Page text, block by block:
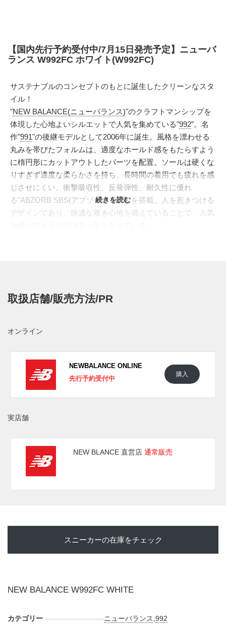
【国内先行予約受付中/7月15日発売予定】ニューバ
ランス W992FC ホワイト(W992FC)
サステナブルのコンセプトのもとに誕生したクリーンなスタ
イル！
"NEW BALANCE(ニューバランス)"のクラフトマンシップを
体現した心地よいシルエットで人気を集めている"992”。名
作"991"の後継モデルとして2006年に誕生。風格を漂わせる
丸みを帯びたフォルムは、適度なホールド感をもたらすよう
に楕円形にカットアウトしたパーツを配置。ソールは硬くな
りすぎず適度な柔らかさを持ち、長時間の着用でも疲れを感
じさせにくい、衝撃吸収性、反発弾性、耐久性に優れ
る"ABZORB SBS(アブゾーブ SBS)"を搭載。人を惹きつける
デザインであり、快適な履き心地を備えていることで、人気
存在感をアピールしてくれる。シンプルでスタイリングを問
店にて発売予定。価格は31,900円(税込)。 また新たな情報が
入り次第、スニーカーウォーズのTwitter Facebookなどで報
告したい。
続きを読む
取扱店舗/販売方法/PR
オンライン
NEWBALANCE ONLINE
先行予約受付中
購入
実店舗
NEW BLANCE 直営店 通常販売
スニーカーの在庫をチェック
NEW BALANCE W992FC WHITE
カテゴリー ニューバランス ,992